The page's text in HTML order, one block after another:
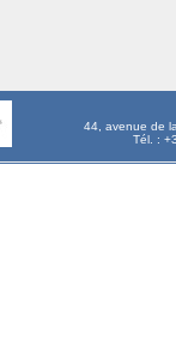
44, avenue de
Tél. :